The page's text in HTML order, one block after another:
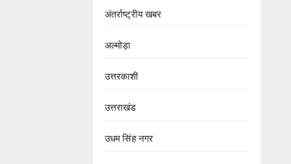
अंतर्राष्ट्रीय खबर
अल्मोड़ा
उत्तरकाशी
उत्तराखंड
उधम सिंह नगर